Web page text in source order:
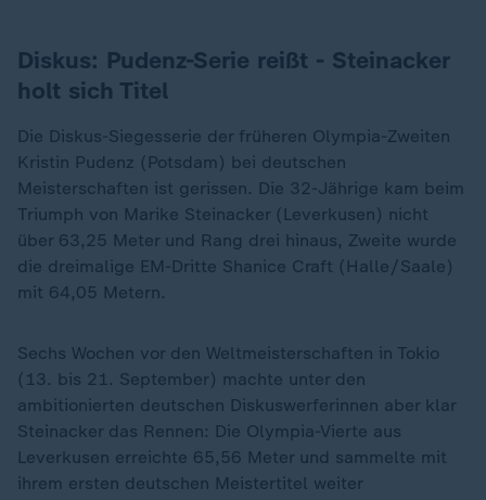
Diskus: Pudenz-Serie reißt - Steinacker
holt sich Titel
Die Diskus-Siegesserie der früheren Olympia-Zweiten
Kristin Pudenz (Potsdam) bei deutschen
Meisterschaften ist gerissen. Die 32-Jährige kam beim
Triumph von Marike Steinacker (Leverkusen) nicht
über 63,25 Meter und Rang drei hinaus, Zweite wurde
die dreimalige EM-Dritte Shanice Craft (Halle/Saale)
mit 64,05 Metern.
Sechs Wochen vor den Weltmeisterschaften in Tokio
(13. bis 21. September) machte unter den
ambitionierten deutschen Diskuswerferinnen aber klar
Steinacker das Rennen: Die Olympia-Vierte aus
Leverkusen erreichte 65,56 Meter und sammelte mit
ihrem ersten deutschen Meistertitel weiter